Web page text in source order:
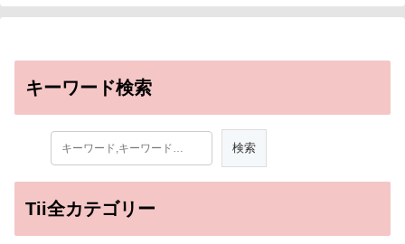
キーワード検索
Tii全カテゴリー